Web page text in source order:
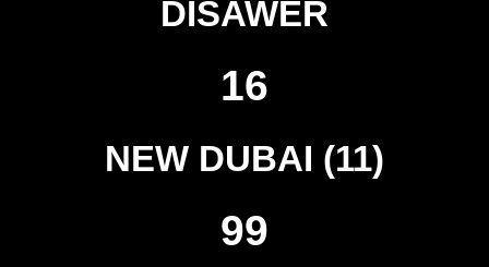
DISAWER
16
NEW DUBAI (11)
99